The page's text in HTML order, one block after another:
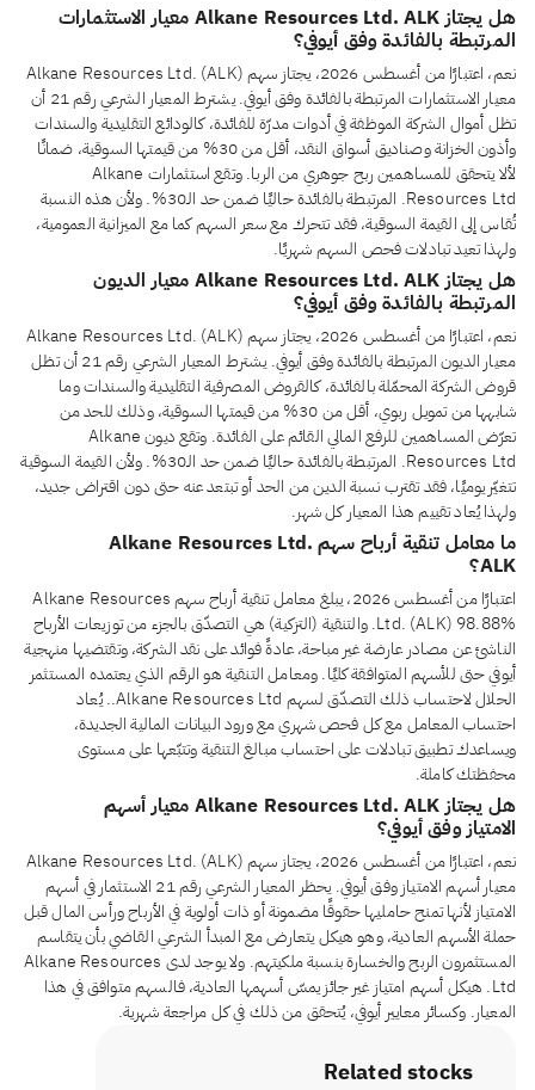
هل يجتاز Alkane Resources Ltd. ALK معيار الاستثمارات
المرتبطة بالفائدة وفق أيوفي؟
نعم، اعتبارًا من أغسطس 2026، يجتاز سهم Alkane Resources Ltd. (ALK)
معيار الاستثمارات المرتبطة بالفائدة وفق أيوفي. يشترط المعيار الشرعي رقم 21 أن
تظل أموال الشركة الموظفة في أدوات مدرّة للفائدة، كالودائع التقليدية والسندات
وأذون الخزانة وصناديق أسواق النقد، أقل من 30% من قيمتها السوقية، ضمانًا
لألا يتحقق للمساهمين ربح جوهري من الربا. وتقع استثمارات Alkane
Resources Ltd. المرتبطة بالفائدة حاليًا ضمن حد الـ30%. ولأن هذه النسبة
تُقاس إلى القيمة السوقية، فقد تتحرك مع سعر السهم كما مع الميزانية العمومية،
ولهذا تعيد تبادلات فحص السهم شهريًا.
هل يجتاز Alkane Resources Ltd. ALK معيار الديون
المرتبطة بالفائدة وفق أيوفي؟
نعم، اعتبارًا من أغسطس 2026، يجتاز سهم Alkane Resources Ltd. (ALK)
معيار الديون المرتبطة بالفائدة وفق أيوفي. يشترط المعيار الشرعي رقم 21 أن تظل
قروض الشركة المحمّلة بالفائدة، كالقروض المصرفية التقليدية والسندات وما
شابهها من تمويل ربوي، أقل من 30% من قيمتها السوقية، وذلك للحد من
تعرّض المساهمين للرفع المالي القائم على الفائدة. وتقع ديون Alkane
Resources Ltd. المرتبطة بالفائدة حاليًا ضمن حد الـ30%. ولأن القيمة السوقية
تتغيّر يوميًا، فقد تقترب نسبة الدين من الحد أو تبتعد عنه حتى دون اقتراض جديد،
ولهذا يُعاد تقييم هذا المعيار كل شهر.
ما معامل تنقية أرباح سهم Alkane Resources Ltd.
ALK؟
اعتبارًا من أغسطس 2026، يبلغ معامل تنقية أرباح سهم Alkane Resources
Ltd. (ALK) 98.88%. والتنقية (التزكية) هي التصدّق بالجزء من توزيعات الأرباح
الناشئ عن مصادر عارضة غير مباحة، عادةً فوائد على نقد الشركة، وتقتضيها منهجية
أيوفي حتى للأسهم المتوافقة كليًا. ومعامل التنقية هو الرقم الذي يعتمده المستثمر
الحلال لاحتساب ذلك التصدّق لسهم Alkane Resources Ltd.. يُعاد
احتساب المعامل مع كل فحص شهري مع ورود البيانات المالية الجديدة،
ويساعدك تطبيق تبادلات على احتساب مبالغ التنقية وتتبّعها على مستوى
محفظتك كاملة.
هل يجتاز Alkane Resources Ltd. ALK معيار أسهم
الامتياز وفق أيوفي؟
نعم، اعتبارًا من أغسطس 2026، يجتاز سهم Alkane Resources Ltd. (ALK)
معيار أسهم الامتياز وفق أيوفي. يحظر المعيار الشرعي رقم 21 الاستثمار في أسهم
الامتياز لأنها تمنح حامليها حقوقًا مضمونة أو ذات أولوية في الأرباح ورأس المال قبل
حملة الأسهم العادية، وهو هيكل يتعارض مع المبدأ الشرعي القاضي بأن يتقاسم
المستثمرون الربح والخسارة بنسبة ملكيتهم. ولا يوجد لدى Alkane Resources
Ltd. هيكل أسهم امتياز غير جائز يمسّ أسهمها العادية، فالسهم متوافق في هذا
المعيار. وكسائر معايير أيوفي، يُتحقق من ذلك في كل مراجعة شهرية.
Related stocks